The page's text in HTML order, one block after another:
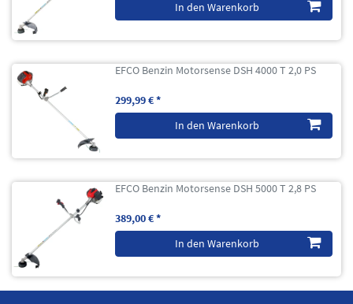
In den Warenkorb
EFCO Benzin Motorsense DSH 4000 T 2,0 PS
299,99 € *
In den Warenkorb
EFCO Benzin Motorsense DSH 5000 T 2,8 PS
389,00 € *
In den Warenkorb